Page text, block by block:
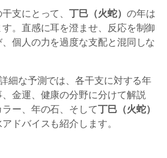
支にとって、丁巳（火蛇） の年は
。直感に耳を澄ませ、反応を制御
個人の力を過度な支配と混同しな
細な予測では、各干支に対する年
金運、健康の分野に分けて解説
ー、年の石、そして丁巳（火蛇）
ドバイスも紹介します。